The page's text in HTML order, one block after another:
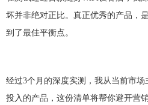
坏并非绝对正比。真正优秀的产品，
到了最佳平衡点。
经过3个月的深度实测，我从当前市场
投入的产品，这份清单将帮你避开营